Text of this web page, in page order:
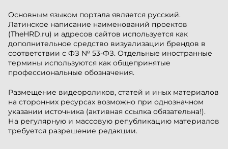
Основным языком портала является русский.
Латинское написание наименований проектов
(TheHRD.ru) и адресов сайтов используется как
дополнительное средство визуализации брендов в
соответствии с ФЗ № 53-ФЗ. Отдельные иностранные
термины используются как общепринятые
профессиональные обозначения.
Размещение видеороликов, статей и иных материалов
на сторонних ресурсах возможно при однозначном
указании источника (активная ссылка обязательна!).
На регулярную и массовую републикацию материалов
требуется разрешение редакции.